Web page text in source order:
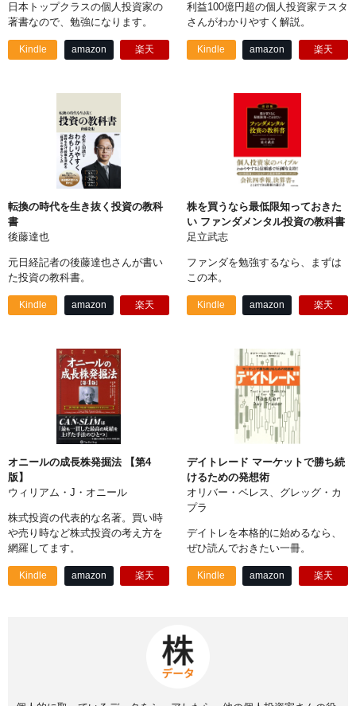
日本トップクラスの個人投資家の
著書なので、勉強になります。
Kindle amazon 楽天
利益100億円超の個人投資家テスタ
さんがわかりやすく解説。
Kindle amazon 楽天
転換の時代を生き抜く投資の教科
書
後藤達也
元日経記者の後藤達也さんが書い
た投資の教科書。
Kindle amazon 楽天
株を買うなら最低限知っておきた
い ファンダメンタル投資の教科書
足立武志
ファンダを勉強するなら、まずは
この本。
Kindle amazon 楽天
オニールの成長株発掘法 【第4
版】
ウィリアム・J・オニール
株式投資の代表的な名著。買い時
や売り時など株式投資の考え方を
網羅してます。
Kindle amazon 楽天
デイトレード マーケットで勝ち続
けるための発想術
オリバー・ベレス、グレッグ・カ
プラ
デイトレを本格的に始めるなら、
ぜひ読んでおきたい一冊。
Kindle amazon 楽天